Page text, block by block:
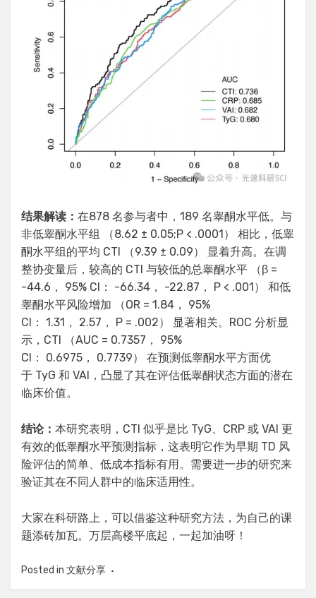
结果解读 ： 在878 名参与者中，189 名睾酮水平低。与
非低睾酮水平组 （8.62 ± 0.05;P < .0001） 相比，低睾
酮水平组的平均 CTI （9.39 ± 0.09） 显着升高。在调
整协变量后，较高的 CTI 与较低的总睾酮水平 （β =
-44.6， 95% CI： -66.34， -22.87， P < .001） 和低
睾酮水平风险增加 （OR = 1.84， 95%
CI： 1.31， 2.57， P = .002） 显著相关。ROC 分析显
示，CTI （AUC = 0.7357， 95%
CI： 0.6975， 0.7739） 在预测低睾酮水平方面优
于 TyG 和 VAI，凸显了其在评估低睾酮状态方面的潜在
临床价值。
结论： 本研究表明，CTI 似乎是比 TyG、CRP 或 VAI 更
有效的低睾酮水平预测指标，这表明它作为早期 TD 风
险评估的简单、低成本指标有用。需要进一步的研究来
验证其在不同人群中的临床适用性。
大家在科研路上，可以借鉴这种研究方法，为自己的课
题添砖加瓦。万层高楼平底起，一起加油呀！
Posted in 文献分享